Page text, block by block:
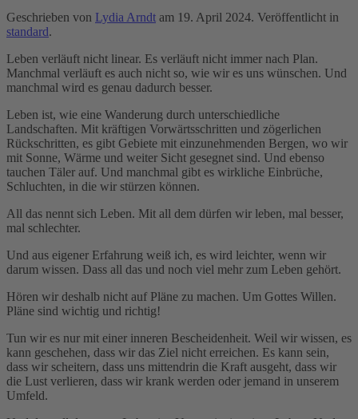
Geschrieben von Lydia Arndt am 19. April 2024. Veröffentlicht in
standard.
Leben verläuft nicht linear. Es verläuft nicht immer nach Plan.
Manchmal verläuft es auch nicht so, wie wir es uns wünschen. Und
manchmal wird es genau dadurch besser.
Leben ist, wie eine Wanderung durch unterschiedliche
Landschaften. Mit kräftigen Vorwärtsschritten und zögerlichen
Rückschritten, es gibt Gebiete mit einzunehmenden Bergen, wo wir
mit Sonne, Wärme und weiter Sicht gesegnet sind. Und ebenso
tauchen Täler auf. Und manchmal gibt es wirkliche Einbrüche,
Schluchten, in die wir stürzen können.
All das nennt sich Leben. Mit all dem dürfen wir leben, mal besser,
mal schlechter.
Und aus eigener Erfahrung weiß ich, es wird leichter, wenn wir
darum wissen. Dass all das und noch viel mehr zum Leben gehört.
Hören wir deshalb nicht auf Pläne zu machen. Um Gottes Willen.
Pläne sind wichtig und richtig!
Tun wir es nur mit einer inneren Bescheidenheit. Weil wir wissen, es
kann geschehen, dass wir das Ziel nicht erreichen. Es kann sein,
dass wir scheitern, dass uns mittendrin die Kraft ausgeht, dass wir
die Lust verlieren, dass wir krank werden oder jemand in unserem
Umfeld.